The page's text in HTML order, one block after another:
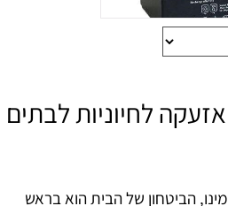
לחיוניות לבתים
הביטחון של הבית הוא בראש